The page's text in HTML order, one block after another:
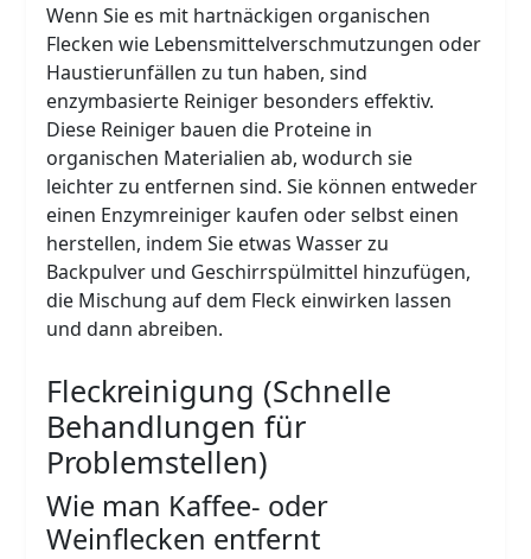
Wenn Sie es mit hartnäckigen organischen
Flecken wie Lebensmittelverschmutzungen oder
Haustierunfällen zu tun haben, sind
enzymbasierte Reiniger besonders effektiv.
Diese Reiniger bauen die Proteine in
organischen Materialien ab, wodurch sie
leichter zu entfernen sind. Sie können entweder
einen Enzymreiniger kaufen oder selbst einen
herstellen, indem Sie etwas Wasser zu
Backpulver und Geschirrspülmittel hinzufügen,
die Mischung auf dem Fleck einwirken lassen
und dann abreiben.
Fleckreinigung (Schnelle
Behandlungen für
Problemstellen)
Wie man Kaffee- oder
Weinflecken entfernt